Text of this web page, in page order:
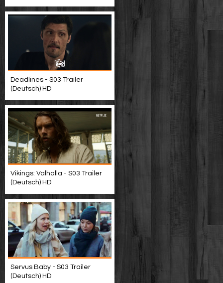
Deadlines - S03 Trailer
(Deutsch) HD
Vikings: Valhalla - S03 Trailer
(Deutsch) HD
Servus Baby - S03 Trailer
(Deutsch) HD